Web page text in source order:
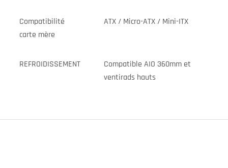
Compatibilité
carte mère
ATX / Micro-ATX / Mini-ITX
REFROIDISSEMENT
Compatible AIO 360mm et
ventirads hauts